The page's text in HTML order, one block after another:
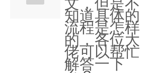
知道具体的
流程是怎样
的，各位大
佬可以帮忙
解答一下